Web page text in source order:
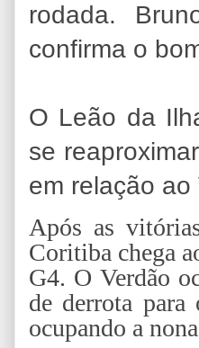
rodada.
confirma o
O Leão da
se
em relação
Após as
Coritiba chega
G4. O Verdão
de derrota
ocupando a